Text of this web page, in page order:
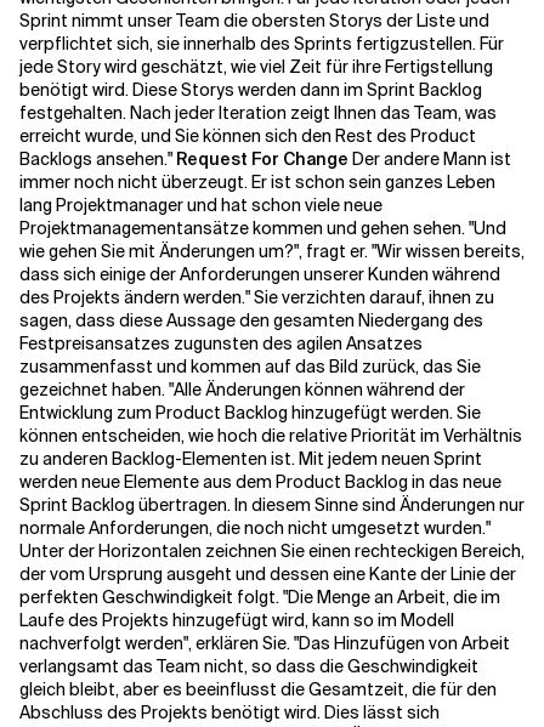
Sprint nimmt unser Team die obersten Storys der Liste und
verpflichtet sich, sie innerhalb des Sprints fertigzustellen. Für
jede Story wird geschätzt, wie viel Zeit für ihre Fertigstellung
benötigt wird. Diese Storys werden dann im Sprint Backlog
festgehalten. Nach jeder Iteration zeigt Ihnen das Team, was
erreicht wurde, und Sie können sich den Rest des Product
Backlogs ansehen." Request For Change Der andere Mann ist
immer noch nicht überzeugt. Er ist schon sein ganzes Leben
lang Projektmanager und hat schon viele neue
Projektmanagementansätze kommen und gehen sehen. "Und
wie gehen Sie mit Änderungen um?", fragt er. "Wir wissen bereits,
dass sich einige der Anforderungen unserer Kunden während
des Projekts ändern werden."Sie verzichten darauf, ihnen zu
sagen, dass diese Aussage den gesamten Niedergang des
Festpreisansatzes zugunsten des agilen Ansatzes
zusammenfasst und kommen auf das Bild zurück, das Sie
gezeichnet haben. "Alle Änderungen können während der
Entwicklung zum Product Backlog hinzugefügt werden. Sie
können entscheiden, wie hoch die relative Priorität im Verhältnis
zu anderen Backlog-Elementen ist. Mit jedem neuen Sprint
werden neue Elemente aus dem Product Backlog in das neue
Sprint Backlog übertragen. In diesem Sinne sind Änderungen nur
normale Anforderungen, die noch nicht umgesetzt wurden."
Unter der Horizontalen zeichnen Sie einen rechteckigen Bereich,
der vom Ursprung ausgeht und dessen eine Kante der Linie der
perfekten Geschwindigkeit folgt. "Die Menge an Arbeit, die im
Laufe des Projekts hinzugefügt wird, kann so im Modell
nachverfolgt werden", erklären Sie. "Das Hinzufügen von Arbeit
verlangsamt das Team nicht, so dass die Geschwindigkeit
gleich bleibt, aber es beeinflusst die Gesamtzeit, die für den
Abschluss des Projekts benötigt wird. Dies lässt sich